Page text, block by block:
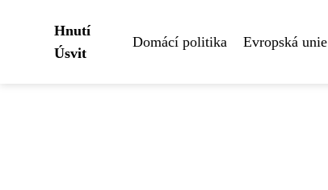
Hnutí
Úsvit
Domácí politika Evropská unie